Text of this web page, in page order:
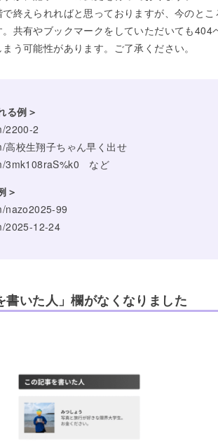
終えられればと思っておりますが、今のとこ
共有やブックマークをしていただいても404
う可能性があります。ご了承ください。
る例＞
2200-2
校生翔子ちゃん早く出せ
3mk108raS%k0 など
＞
nazo2025-99
2025-12-24
書いた人」欄がなくなりました